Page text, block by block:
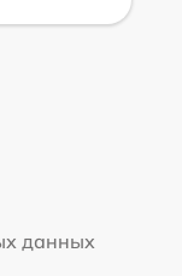
данных